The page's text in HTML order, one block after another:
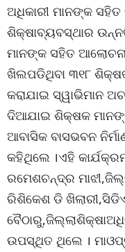
ଅଧିକାରୀ ମାନଙ୍କ
ଶିକ୍ଷାବ୍ୟବସ୍ଥାର
ମାନଙ୍କ ସହିତ
ଖିଲପଡିଥିବା ୩୧୮
କରାଯାଇ ସ୍ୱାଭିମାନ
ଦିଆଯାଇ ଶିକ୍ଷକ
ଆବାସିକ ବାସଭବନ
କହିଥିଲେ ।ଏହି
ରମେଶଚନ୍ଦ୍ର
ରିଶିକେଶ ଡି
ଉପସ୍ଥିତ ଥିଲେ ।